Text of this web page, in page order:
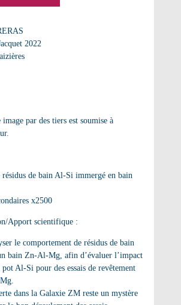
2022
par des tiers est soumise à
de bain Al-Si immergé en bain
x2500
Apport scientifique :
le comportement de résidus de bain
bain Zn-Al-Mg, afin d’évaluer l’impact
Al-Si pour des essais de revêtement
dans la Galaxie ZM reste un mystère